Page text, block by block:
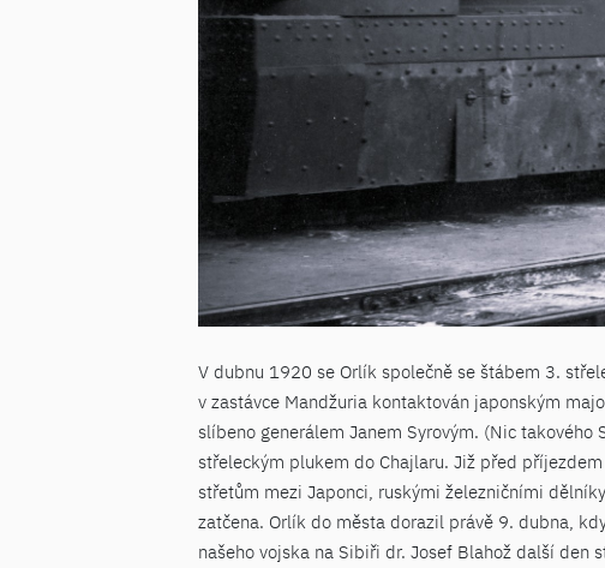
V dubnu 1920 se Orlík společně se štábem 3.
v zastávce Mandžuria kontaktován japonským
slíbeno generálem Janem Syrovým. (Nic
střeleckým plukem do Chajlaru. Již před
střetům mezi Japonci, ruskými železničními
zatčena. Orlík do města dorazil právě 9. dubna,
našeho vojska na Sibiři dr. Josef Blahož další den